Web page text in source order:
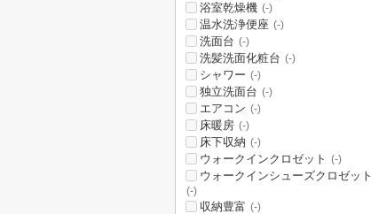
浴室乾燥機 (-)
温水洗浄便座 (-)
洗面台 (-)
洗髪洗面化粧台 (-)
シャワー (-)
独立洗面台 (-)
エアコン (-)
床暖房 (-)
床下収納 (-)
ウォークインクロゼット (-)
ウォークインシューズクロゼット
(-)
収納豊富 (-)